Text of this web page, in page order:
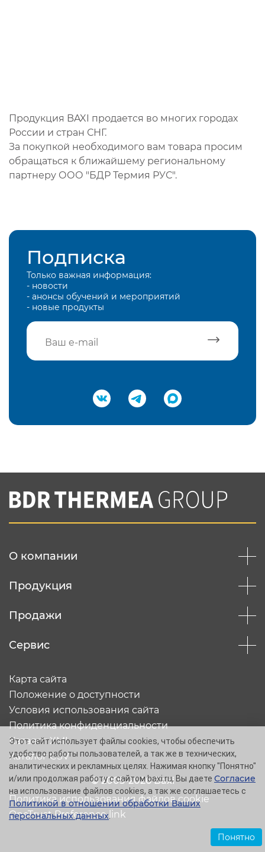
Продукция BAXI продается во многих городах
России и стран СНГ.
За покупкой необходимого вам товара просим
обращаться к ближайшему региональному
партнеру ООО "БДР Термия РУС".
Подписка
Только важная информация:
- новости
- анонсы обучений и мероприятий
- новые продукты
Подтвердить e-mail
Вы соглашаетесь с нашей политикой
конфеденциальности
О компании
Продукция
Продажи
Сервис
© 2005-2026 Baxi
Карта сайта
Положение о доступности
Условия использования сайта
Политика конфиденциальности
Каталог XML
Каталог CSV
Политика использования файлов cookie
OneTrust Preference link
Этот сайт использует файлы cookies, чтобы обеспечить
удобство работы пользователей, а так же в технических,
аналитических и рекламных целях. Нажимая кнопку "Понятно"
и/или продолжая работу с сайтом baxi.ru, Вы даете Согласие
на использование файлов cookies, а так же соглашаетесь с
Политикой в отношении обработки Ваших
персональных данных.
Понятно